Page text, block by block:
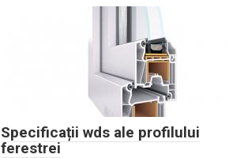
Specificații wds ale profilului
ferestrei